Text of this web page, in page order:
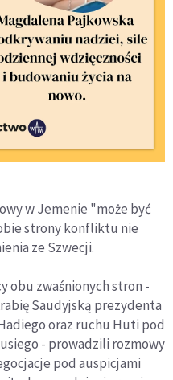
w Jemenie "może być
strony konfliktu nie
ze Szwecji.
obu zwaśnionych stron -
Saudyjską prezydenta
oraz ruchu Huti pod
- prowadzili rozmowy
pod auspicjami